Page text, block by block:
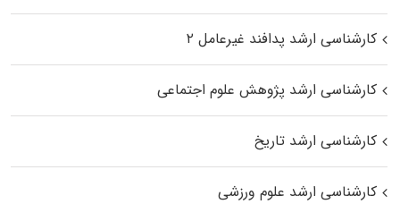
کارشناسی ارشد پدافند غیرعامل ۲
کارشناسی ارشد پژوهش علوم اجتماعی
کارشناسی ارشد تاریخ
کارشناسی ارشد علوم ورزشی